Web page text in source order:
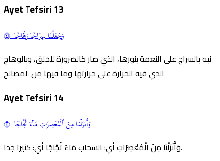
Ayet Tefsiri13
وَجَعَلۡنَا سِرَاجٗا وَهَّاجٗا ١٣
نبه بالسراج على النعمة بنورها، الذي صار كالضرورة للخلق، وبالوهاج
الذي فيه الحرارة على حرارتها وما فيها من المصالح
Ayet Tefsiri14
وَأَنزَلۡنَا مِنَ ٱلۡمُعۡصِرَٰتِ مَآءٗ ثَجَّاجٗا ١٤
وَأَنْزَلْنَا مِنَ الْمُعْصِرَاتِ أي: السحاب مَاءً ثَجَّاجًا أي: كثيرا جدا.